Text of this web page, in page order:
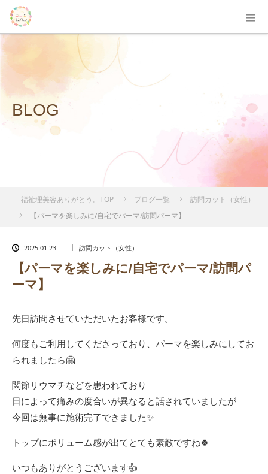
BLOG
福祉理美容ありがとう。TOP ブログ一覧
訪問カット（女性）
【パーマを楽しみに/自宅でパーマ/訪問パーマ】
2025.01.23 訪問カット（女性）
【パーマを楽しみに/自宅でパーマ/訪問パ
ーマ】
先日訪問させていただいたお客様です。
何度もご利用してくださっており、パーマを楽しみにしてお
られましたら🤗
関節リウマチなどを患われており
日によって痛みの度合いが異なると話されていましたが
今回は無事に施術完了できました✨
トップにボリューム感が出てとても素敵ですね🍀
いつもありがとうございます👍